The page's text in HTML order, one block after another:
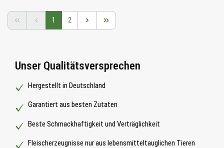
Seite
1 Seite
2
Unser Qualitätsversprechen
Hergestellt in Deutschland
Garantiert aus besten Zutaten
Beste Schmackhaftigkeit und Verträglichkeit
Fleischerzeugnisse nur aus lebensmitteltauglichen Tieren